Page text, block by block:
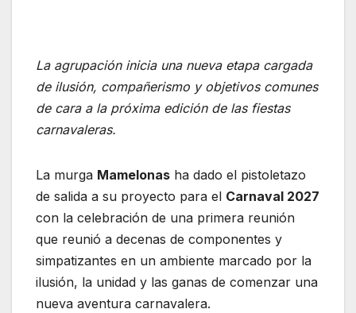
La agrupación inicia una nueva etapa cargada
de ilusión, compañerismo y objetivos comunes
de cara a la próxima edición de las fiestas
carnavaleras.
La murga Mamelonas ha dado el pistoletazo
de salida a su proyecto para el Carnaval 2027
con la celebración de una primera reunión
que reunió a decenas de componentes y
simpatizantes en un ambiente marcado por la
ilusión, la unidad y las ganas de comenzar una
nueva aventura carnavalera.